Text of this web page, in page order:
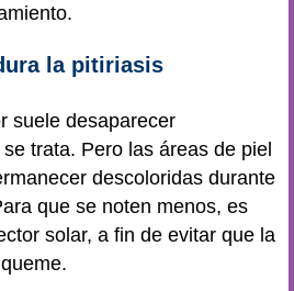
la pitiriasis
suele desaparecer
trata. Pero las áreas de piel
descoloridas durante
que se noten menos, es
solar, a fin de evitar que la